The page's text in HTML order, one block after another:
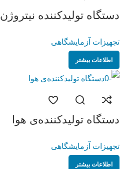
دستگاه تولیدکننده نیتروژن
تجهیزات آزمایشگاهی
اطلاعات بیشتر
دستگاه تولیدکننده‌ی هوا
تجهیزات آزمایشگاهی
اطلاعات بیشتر